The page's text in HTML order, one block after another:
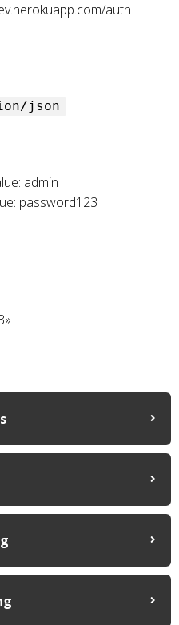
auth
json
admin
password123